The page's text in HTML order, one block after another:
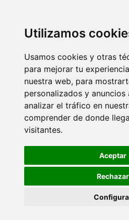
Utilizamos
Usamos cookies y otras
para mejorar tu
nuestra web, para
personalizados y anuncios
analizar el tráfico en
comprender de donde
visitantes.
Aceptar
Rechazar